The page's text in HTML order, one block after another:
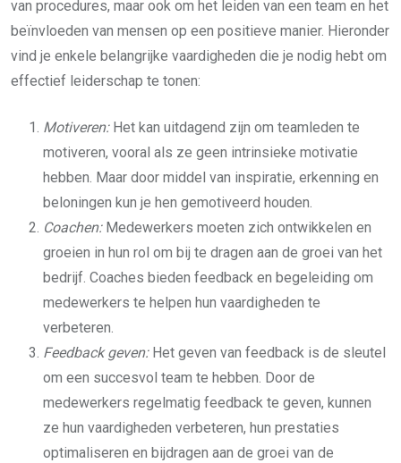
van procedures, maar ook om het leiden van een team en het
beïnvloeden van mensen op een positieve manier. Hieronder
vind je enkele belangrijke vaardigheden die je nodig hebt om
effectief leiderschap te tonen:
Motiveren:Het kan uitdagend zijn om teamleden te
motiveren, vooral als ze geen intrinsieke motivatie
hebben. Maar door middel van inspiratie, erkenning en
beloningen kun je hen gemotiveerd houden.
Coachen:Medewerkers moeten zich ontwikkelen en
groeien in hun rol om bij te dragen aan de groei van het
bedrijf. Coaches bieden feedback en begeleiding om
medewerkers te helpen hun vaardigheden te
verbeteren.
Feedback geven:Het geven van feedback is de sleutel
om een succesvol team te hebben. Door de
medewerkers regelmatig feedback te geven, kunnen
ze hun vaardigheden verbeteren, hun prestaties
optimaliseren en bijdragen aan de groei van de